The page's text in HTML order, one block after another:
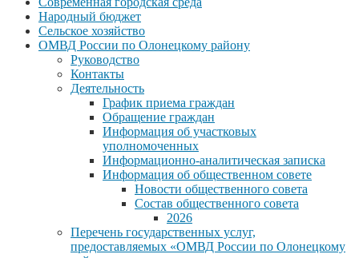
Народный бюджет
Сельское хозяйство
ОМВД России по Олонецкому району
Руководство
Контакты
Деятельность
График приема граждан
Обращение граждан
Информация об участковых
уполномоченных
Информационно-аналитическая записка
Информация об общественном совете
Новости общественного совета
Состав общественного совета
2026
Перечень государственных услуг,
предоставляемых «ОМВД России по Олонецкому